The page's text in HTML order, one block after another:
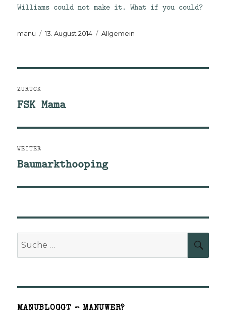
Williams could not make it. What if you could?
Autor
manu
Veröffentlicht
13. August 2014 Kategorien
Allgemein
ZURÜCK
Vorheriger
FSK Mama
WEITER
Nächster
Baumarkthooping
MANUBLOGGT – MANUWER?